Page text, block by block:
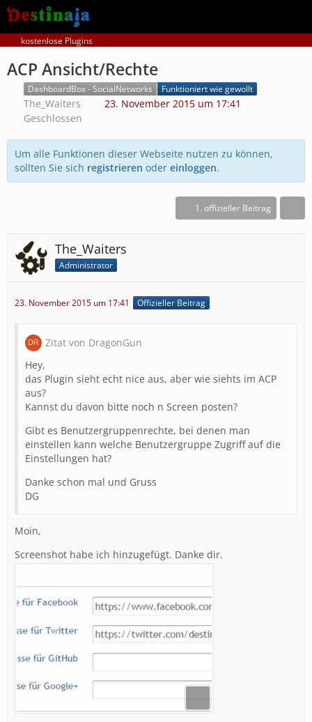
kostenlose Plugins
ACP Ansicht/Rechte
DashboardBox - SocialNetworks Funktioniert wie gewollt
The_Waiters
23. November 2015 um 17:41
Geschlossen
Um alle Funktionen dieser Webseite nutzen zu können,
sollten Sie sich registrieren oder einloggen.
1. offizieller Beitrag
The_Waiters
Administrator
23. November 2015 um 17:41 Offizieller Beitrag
Zitat von DragonGun
Hey,
das Plugin sieht echt nice aus, aber wie siehts im ACP
aus?
Kannst du davon bitte noch n Screen posten?
Gibt es Benutzergruppenrechte, bei denen man
einstellen kann welche Benutzergruppe Zugriff auf die
Einstellungen hat?
Danke schon mal und Gruss
DG
Moin,
Screenshot habe ich hinzugefügt. Danke dir.